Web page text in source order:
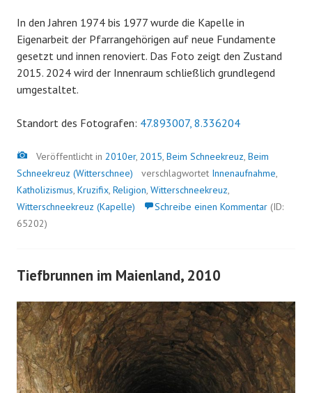
In den Jahren 1974 bis 1977 wurde die Kapelle in
Eigenarbeit der Pfarrangehörigen auf neue Fundamente
gesetzt und innen renoviert. Das Foto zeigt den Zustand
2015. 2024 wird der Innenraum schließlich grundlegend
umgestaltet.
Standort des Fotografen: 47.893007, 8.336204
Bild
Veröffentlicht in 2010er, 2015, Beim Schneekreuz, Beim
Schneekreuz (Witterschnee)
verschlagwortet Innenaufnahme,
Katholizismus, Kruzifix, Religion, Witterschneekreuz,
Witterschneekreuz (Kapelle)
Schreibe einen Kommentar (ID:
65202)
Tiefbrunnen im Maienland, 2010